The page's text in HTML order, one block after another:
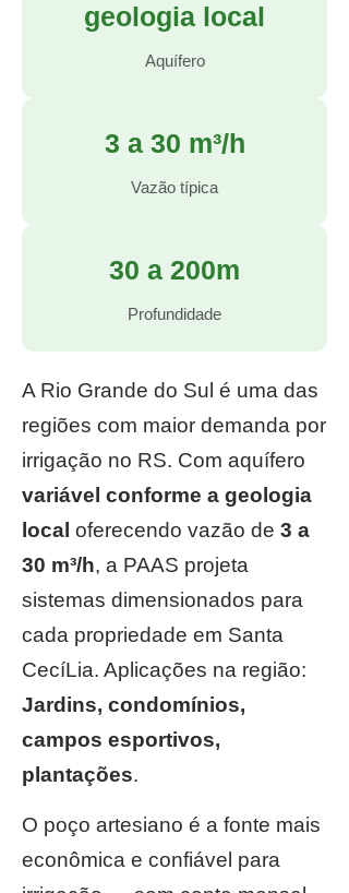
geologia local
Aquífero
3 a 30 m³/h
Vazão típica
30 a 200m
Profundidade
A Rio Grande do Sul é uma das
regiões com maior demanda por
irrigação no RS. Com aquífero
variável conforme a geologia
local oferecendo vazão de 3 a
30 m³/h, a PAAS projeta
sistemas dimensionados para
cada propriedade em Santa
CecíLia. Aplicações na região:
Jardins, condomínios,
campos esportivos,
plantações.
O poço artesiano é a fonte mais
econômica e confiável para